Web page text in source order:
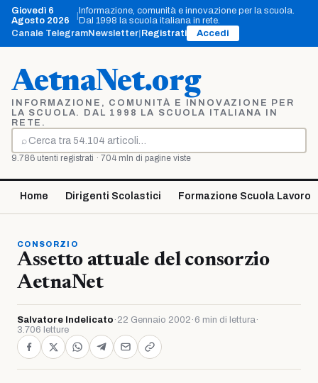
Vai
contenuto
Giovedì 6
Agosto 2026
Informazione, comunità e innovazione per la scuola.
Dal 1998 la scuola italiana in rete.
Canale TelegramNewsletter Registrati Accedi
AetnaNet.org
INFORMAZIONE, COMUNITÀ E INNOVAZIONE PER
LA SCUOLA. DAL 1998 LA SCUOLA ITALIANA IN
RETE.
⌕
Cerca
9.786 utenti registrati · 704 mln di pagine viste
Home Dirigenti Scolastici Formazione Scuola Lavoro
CONSORZIO
Assetto attuale del consorzio
AetnaNet
Salvatore Indelicato · 22 Gennaio 2002 · 6 min di lettura·
3.706 letture